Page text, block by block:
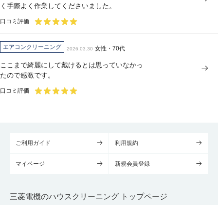
く手際よく作業してくださいました。
口コミ評価
エアコンクリーニング 2026.03.30 女性・70代
ここまで綺麗にして戴けるとは思っていなかっ
たので感激です。
口コミ評価
ご利用ガイド 利用規約
マイページ 新規会員登録
三菱電機のハウスクリーニング トップページ